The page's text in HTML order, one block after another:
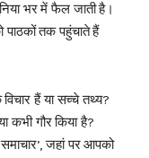
भर में फैल जाती है।
पाठकों तक पहुंचाते हैं
हैं या सच्चे तथ्य?
कभी गौर किया है?
जहां पर आपको